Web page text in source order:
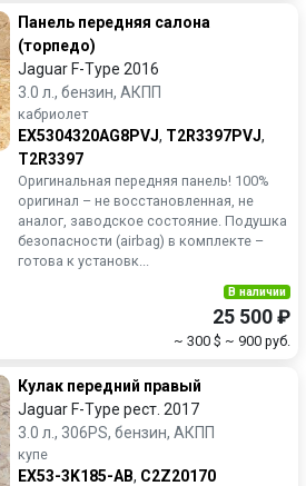
Панель передняя салона
(торпедо)
Jaguar F-Type 2016
3.0 л., бензин, АКПП
кабриолет
EX5304320AG8PVJ, T2R3397PVJ,
T2R3397
Оригинальная передняя панель! 100%
оригинал – не восстановленная, не
аналог, заводское состояние. Подушка
безопасности (airbag) в комплекте –
готова к установк...
В наличии
25 500 ₽
~ 300 $ ~ 900 руб.
Кулак передний правый
Jaguar F-Type рест. 2017
3.0 л., 306PS, бензин, АКПП
купе
EX53-3K185-AB, C2Z20170